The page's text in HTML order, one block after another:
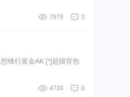
3
7878
0
4739